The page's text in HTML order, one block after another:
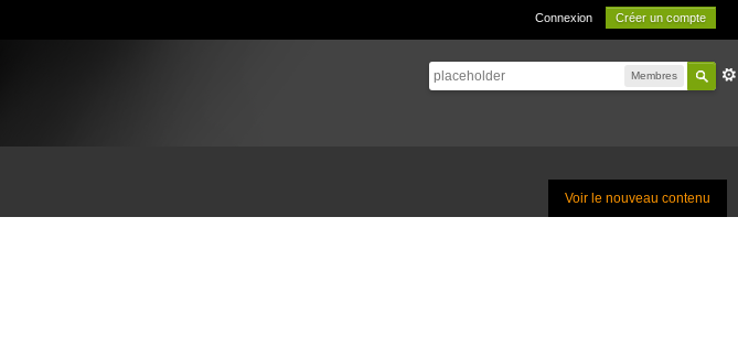
Connexion Créer un compte
Membres
Voir le nouveau contenu